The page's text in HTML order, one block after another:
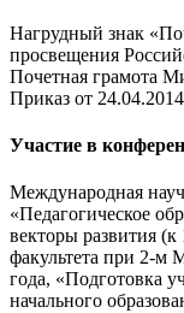
Нагрудный знак
просвещения
Почетная грамота
Приказ от
Участие в
Международная
«Педагогическое
векторы развития
факультета при 2-м
года, «Подготовка
начального